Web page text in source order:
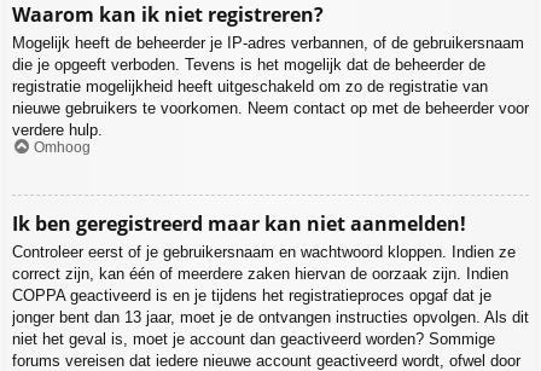
Waarom kan ik niet registreren?
Mogelijk heeft de beheerder je IP-adres verbannen, of de gebruikersnaam
die je opgeeft verboden. Tevens is het mogelijk dat de beheerder de
registratie mogelijkheid heeft uitgeschakeld om zo de registratie van
nieuwe gebruikers te voorkomen. Neem contact op met de beheerder voor
verdere hulp.
Omhoog
Ik ben geregistreerd maar kan niet aanmelden!
Controleer eerst of je gebruikersnaam en wachtwoord kloppen. Indien ze
correct zijn, kan één of meerdere zaken hiervan de oorzaak zijn. Indien
COPPA geactiveerd is en je tijdens het registratieproces opgaf dat je
jonger bent dan 13 jaar, moet je de ontvangen instructies opvolgen. Als dit
niet het geval is, moet je account dan geactiveerd worden? Sommige
forums vereisen dat iedere nieuwe account geactiveerd wordt, ofwel door